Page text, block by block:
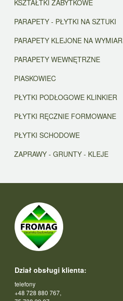
KSZTAŁTKI ZABYTKOWE
PARAPETY - PŁYTKI NA SZTUKI
PARAPETY KLEJONE NA WYMIAR
PARAPETY WEWNĘTRZNE
PIASKOWIEC
PŁYTKI PODŁOGOWE KLINKIER
PŁYTKI RĘCZNIE FORMOWANE
PŁYTKI SCHODOWE
ZAPRAWY - GRUNTY - KLEJE
Dział obsługi klienta:
telefony
+48 728 880 767,